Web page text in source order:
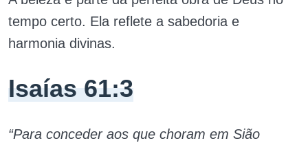
tempo certo. Ela reflete a sabedoria e
harmonia divinas.
Isaías 61:3
“Para conceder aos que choram em Sião